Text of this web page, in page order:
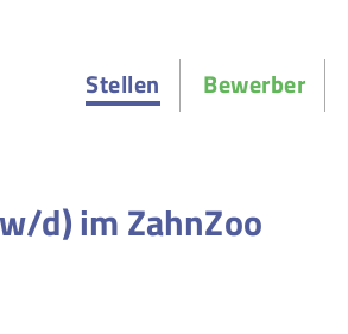
Stellen Bewerber
d) im ZahnZoo